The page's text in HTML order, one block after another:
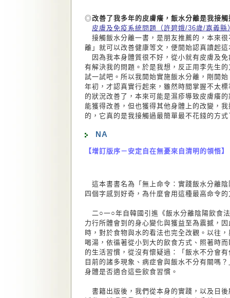
◎改善了我多年的皮膚癢，飯水分離是我接
皮膚及免疫系統問題（許碧娥/36歲/嘉義縣
接觸飯水分離一書，是朋友推薦的，本來
離」就可以改善健康等文，便開始認真讀起
因為我本身體質很不好，從小就有皮膚及
有解決我的問題。於是我想，反正用李先生
試一試吧。所以我開始實施飯水分離，剛開
年初，才認真實行起來，雖然時間掌握不太
的狀況改善了，本來可能是濕疹導致皮膚癢
能獲得改善，但也獲得其他身體上的改變，
的，它真的是我接觸過最簡單最不花錢的方式
NA
【增訂版序－安定自在無憂來自清明的領悟】
這本書書名為「無上命令：實踐飯水分離
四個字感到好奇，為什麼會用這種最高命令
二○一○年自韓國引進《飯水分離陰陽飲食
力行所體會到的身心變化與獲益至為震撼，
時，對於食物與水的看法也完全改觀。以往
喝湯，依循著從小到大的飲食方式、照著時
的生活習慣，從沒有懷疑過：「飯水不分會
目前的諸多現象、病症會與飯水不分有關嗎
身體是否適合這些飲食習慣。
書籍出版後，我們從本身的實踐，以及日